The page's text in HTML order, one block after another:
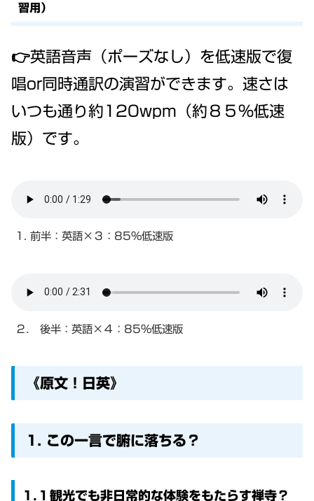
習用）
👉英語音声（ポーズなし）を低速版で復
唱or同時通訳の演習ができます。速さは
いつも通り約120wpm（約８５％低速
版）です。
1. 前半：英語×３：85%低速版
２． 後半：英語×４：85%低速版
《原文！日英》
1. この一言で腑に落ちる？
1.１観光でも非日常的な体験をもたらす禅寺？